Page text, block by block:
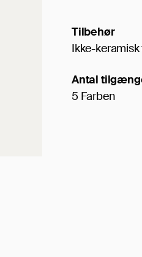
Tilbehør
Ikke-
Antal
5 Farben